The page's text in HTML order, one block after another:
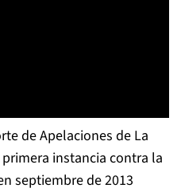
de Apelaciones de La
instancia contra la
septiembre de 2013